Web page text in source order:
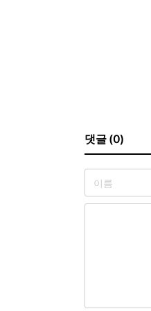
댓글 (0)